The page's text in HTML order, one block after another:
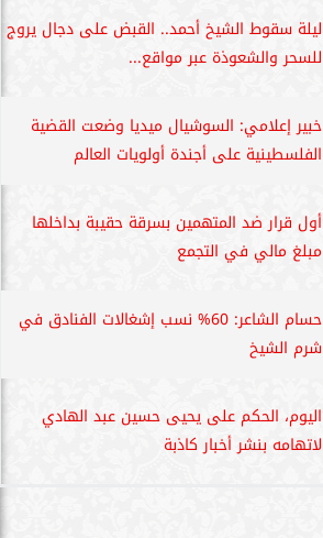
ليلة سقوط الشيخ أحمد.. القبض على دجال يروج
للسحر والشعوذة عبر مواقع...
خبير إعلامي: السوشيال ميديا وضعت القضية
الفلسطينية على أجندة أولويات العالم
أول قرار ضد المتهمين بسرقة حقيبة بداخلها
مبلغ مالي في التجمع
حسام الشاعر: 60% نسب إشغالات الفنادق في
شرم الشيخ
اليوم، الحكم على يحيى حسين عبد الهادي
لاتهامه بنشر أخبار كاذبة